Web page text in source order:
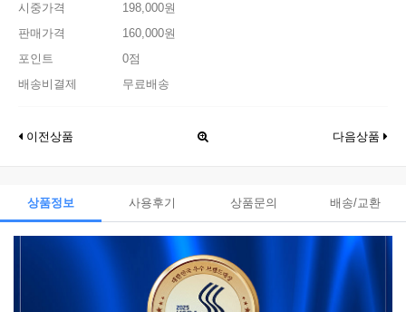
시중가격
198,000원
판매가격
160,000원
포인트
0점
배송비결제
무료배송
이전상품 다음상품
상품정보 사용후기 상품문의 배송/교환